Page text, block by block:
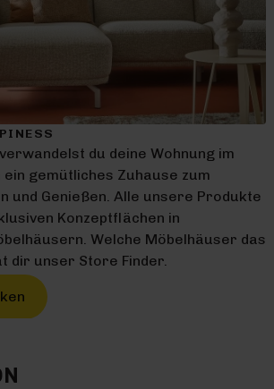
du deine Wohnung im
ein gemütliches Zuhause zum
und Genießen. Alle unsere Produkte
Konzeptflächen in
Welche Möbelhäuser das
dir unser Store Finder.